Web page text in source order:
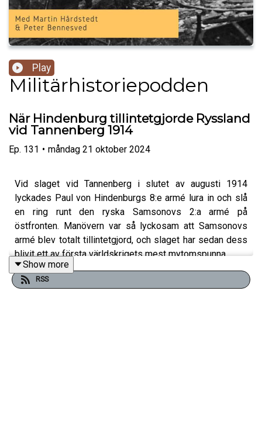
Play
Militärhistoriepodden
När Hindenburg tillintetgjorde Ryssland
vid Tannenberg 1914
Ep. 131 • måndag 21 oktober 2024
Vid slaget vid Tannenberg i slutet av augusti 1914
lyckades Paul von Hindenburgs 8:e armé lura in och slå
en ring runt den ryska Samsonovs 2:a armé på
östfronten. Manövern var så lyckosam att Samsonovs
armé blev totalt tillintetgjord, och slaget har sedan dess
blivit ett av första världskrigets mest mytomspunna.
Show more
RSS